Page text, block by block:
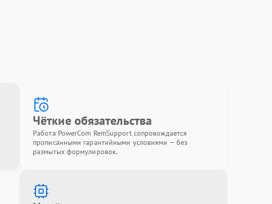
Чёткие обязательства
Работа PowerCom RemSupport сопровождается
прописанными гарантийными условиями — без
размытых формулировок.